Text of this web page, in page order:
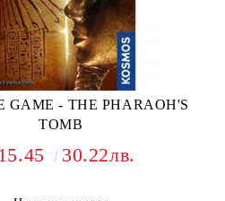
GAME - THE PHARAOH'S
TOMB
30.22лв.